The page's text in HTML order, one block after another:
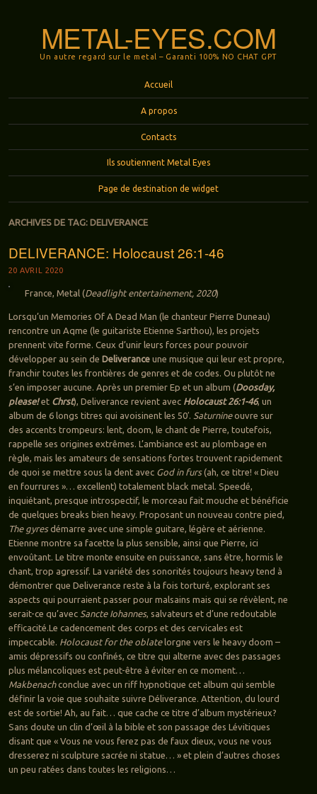
METAL-EYES.COM
Un autre regard sur le metal – Garanti 100% NO CHAT GPT
Accueil
A propos
Contacts
Ils soutiennent Metal Eyes
Page de destination de widget
ARCHIVES DE TAG: DELIVERANCE
DELIVERANCE: Holocaust 26:1-46
20 AVRIL 2020
France, Metal (Deadlight entertainement, 2020)
Lorsqu’un Memories Of A Dead Man (le chanteur Pierre Duneau)
rencontre un Aqme (le guitariste Etienne Sarthou), les projets
prennent vite forme. Ceux d’unir leurs forces pour pouvoir
développer au sein de Deliveranceune musique qui leur est propre,
franchir toutes les frontières de genres et de codes. Ou plutôt ne
s’en imposer aucune. Après un premier Ep et un album (Doosday,
please!et Chrst), Deliverance revient avec Holocaust 26:1-46, un
album de 6 longs titres qui avoisinent les 50′. Saturnineouvre sur
des accents trompeurs: lent, doom, le chant de Pierre, toutefois,
rappelle ses origines extrêmes. L’ambiance est au plombage en
règle, mais les amateurs de sensations fortes trouvent rapidement
de quoi se mettre sous la dent avec God in furs(ah, ce titre! « Dieu
en fourrures »… excellent) totalement black metal. Speedé,
inquiétant, presque introspectif, le morceau fait mouche et bénéficie
de quelques breaks bien heavy. Proposant un nouveau contre pied,
The gyresdémarre avec une simple guitare, légère et aérienne.
Etienne montre sa facette la plus sensible, ainsi que Pierre, ici
envoûtant. Le titre monte ensuite en puissance, sans être, hormis le
chant, trop agressif. La variété des sonorités toujours heavy tend à
démontrer que Deliverance reste à la fois torturé, explorant ses
aspects qui pourraient passer pour malsains mais qui se révèlent, ne
serait-ce qu’avec Sancte Iohannes, salvateurs et d’une redoutable
efficacité.Le cadencement des corps et des cervicales est
impeccable. Holocaust for the oblatelorgne vers le heavy doom –
amis dépressifs ou confinés, ce titre qui alterne avec des passages
plus mélancoliques est peut-être à éviter en ce moment…
Makbenachconclue avec un riff hypnotique cet album qui semble
définir la voie que souhaite suivre Déliverance. Attention, du lourd
est de sortie! Ah, au fait… que cache ce titre d’album mystérieux?
Sans doute un clin d’œil à la bible et son passage des Lévitiques
disant que « Vous ne vous ferez pas de faux dieux, vous ne vous
dresserez ni sculpture sacrée ni statue… » et plein d’autres choses
un peu ratées dans toutes les religions…